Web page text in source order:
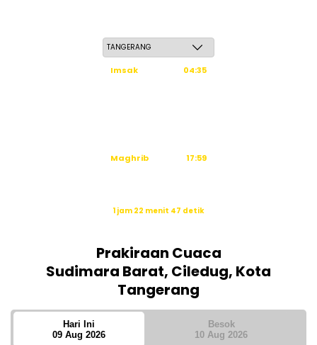
Imsak
04:35
Maghrib
17:59
1 jam 22 menit 46 detik
Prakiraan Cuaca
Sudimara Barat, Ciledug, Kota
Tangerang
Hari Ini
09 Aug 2026
Besok
10 Aug 2026